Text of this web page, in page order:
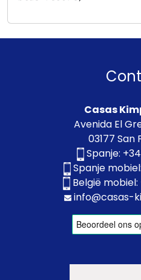
Casas
Avenida El
03177 San
Spanje:
Spanje mobiel:
België mobiel:
info@casas-